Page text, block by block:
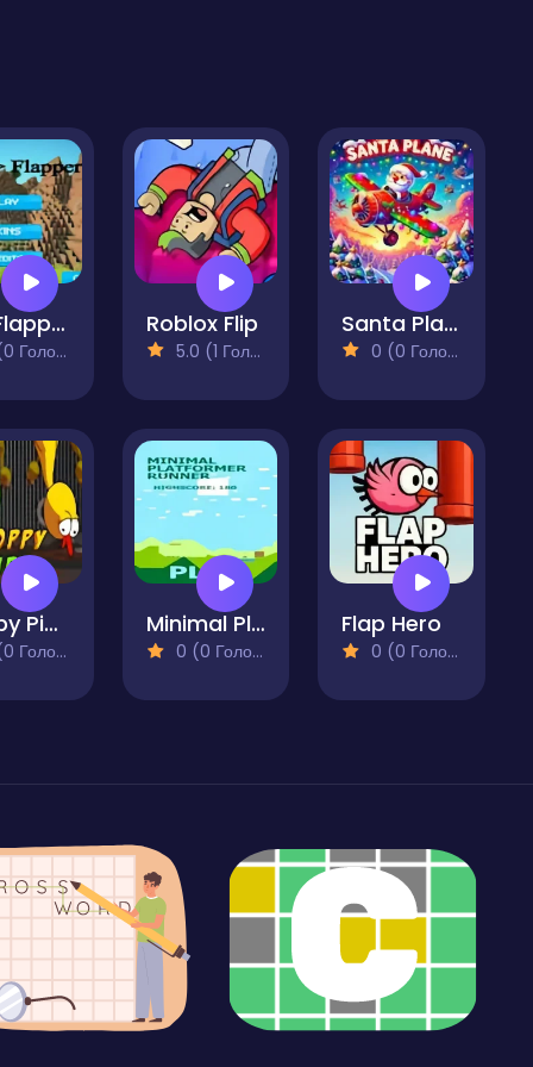
Sky Flapper Roblox Flip
5.0 (1 Голосів)
Santa Plane Special Edition
0 (0 Голосів)
Floppy Pipe Minimal Platformer Runner
0 (0 Голосів)
Flap Hero
0 (0 Голосів)